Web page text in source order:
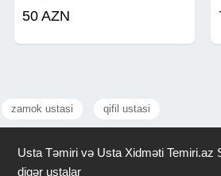
quraşdırılması və təmiri.Ariston
təmiri və
50 AZN
zamok ustasi qifil ustasi
Usta Təmiri və Usta Xidməti Temiri.az
digər ustalar